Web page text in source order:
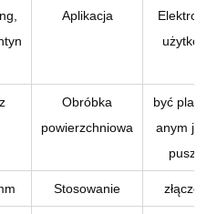
Aplikacja
użytkowa
Obróbka
powierzchniowa
być
anym
puszką
Stosowanie złączony